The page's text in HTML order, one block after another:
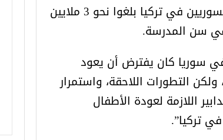
وقال نائب وكيل الوزارة، إن الضيوف السوريين في تركيا بلغوا نحو 3 ملايين
سوريا كان يفترض أن يعود
التطورات اللاحقة، واستمرار
اللازمة لعودة الأطفال
تركيا”.